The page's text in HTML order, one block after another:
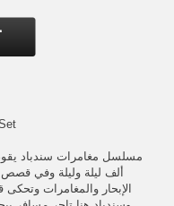
مسلسل مغامرات سندباد
ألف ليلة وليلة وفي قصص
الإبحار والمغامرات